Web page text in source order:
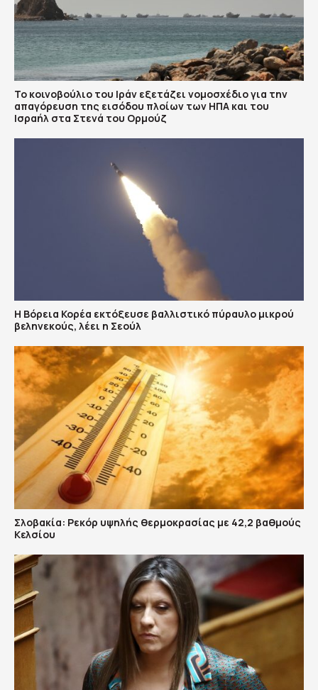
To κοινοβούλιο του Ιράν εξετάζει νομοσχέδιο για την
απαγόρευση της εισόδου πλοίων των ΗΠΑ και του
Ισραήλ στα Στενά του Ορμούζ
Η Βόρεια Κορέα εκτόξευσε βαλλιστικό πύραυλο μικρού
βεληνεκούς, λέει η Σεούλ
Σλοβακία: Ρεκόρ υψηλής θερμοκρασίας με 42,2 βαθμούς
Κελσίου